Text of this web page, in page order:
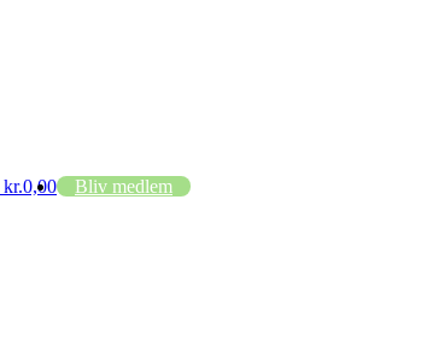
Bliv medlem
kr.0,00